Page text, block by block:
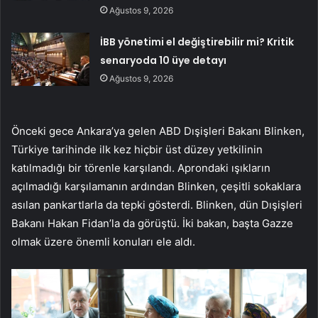
Ağustos 9, 2026
İBB yönetimi el değiştirebilir mi? Kritik
senaryoda 10 üye detayı
Ağustos 9, 2026
Önceki gece Ankara’ya gelen ABD Dışişleri Bakanı Blinken,
Türkiye tarihinde ilk kez hiçbir üst düzey yetkilinin
katılmadığı bir törenle karşılandı. Aprondaki ışıkların
açılmadığı karşılamanın ardından Blinken, çeşitli sokaklara
asılan pankartlarla da tepki gösterdi. Blinken, dün Dışişleri
Bakanı Hakan Fidan’la da görüştü. İki bakan, başta Gazze
olmak üzere önemli konuları ele aldı.